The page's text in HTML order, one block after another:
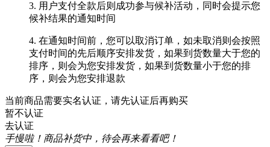
3. 用户支付全款后则成功参与候补活动，同时会提示您
候补结果的通知时间
4. 在通知时间前，您可以取消订单，如未取消则会按照
支付时间的先后顺序安排发货，如果到货数量大于您的
排序，则会为您安排发货，如果到货数量小于您的排
序，则会为您安排退款
当前商品需要实名认证，请先认证后再购买
暂不认证
去认证
手慢啦！商品补货中，待会再来看看吧！